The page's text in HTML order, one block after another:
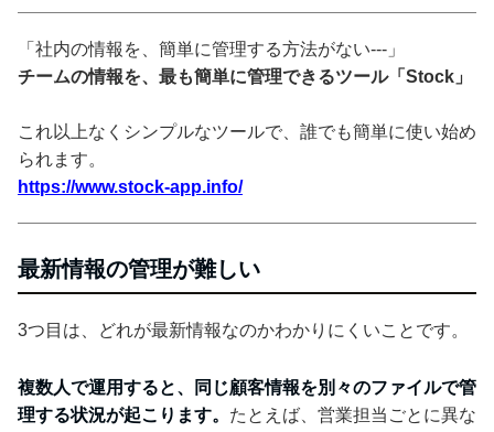
「社内の情報を、簡単に管理する方法がない---」
チームの情報を、最も簡単に管理できるツール「Stock」
これ以上なくシンプルなツールで、誰でも簡単に使い始め
られます。
https://www.stock-app.info/
最新情報の管理が難しい
3つ目は、どれが最新情報なのかわかりにくいことです。
複数人で運用すると、同じ顧客情報を別々のファイルで管
理する状況が起こります。 たとえば、営業担当ごとに異な